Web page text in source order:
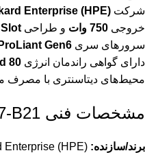
شرکت Enterprise (HPE)
خروجی 750 وات و طراحی
سرورهای سری ProLiant Gen6 تا Gen9
دارای گواهی راندمان انرژی 80 Plus Gold
محیط‌های دیتاسنتری با
مشخصات فنی HPE 512327-B21
برند/سازنده: